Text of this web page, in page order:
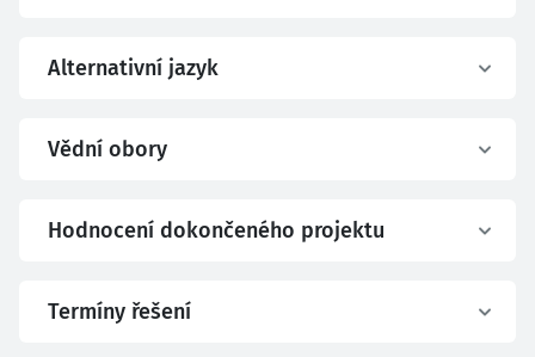
Alternativní jazyk
Vědní obory
Hodnocení dokončeného projektu
Termíny řešení